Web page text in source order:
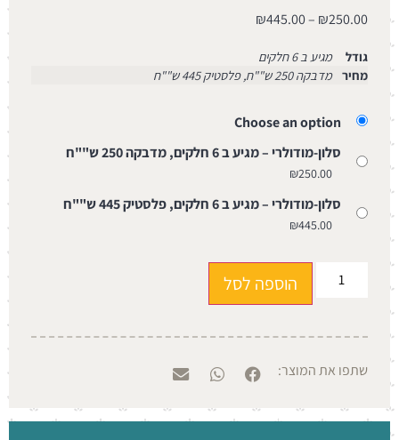
₪250.00
–
₪445.00
גודל
מגיע ב 6 חלקים
מחיר מדבקה 250 ש""ח, פלסטיק 445 ש""ח
Choose an option
סלון-מודולרי – מגיע ב 6 חלקים, מדבקה 250 ש""ח
₪250.00
סלון-מודולרי – מגיע ב 6 חלקים, פלסטיק 445 ש""ח
₪445.00
הוספה לסל
שתפו את המוצר: